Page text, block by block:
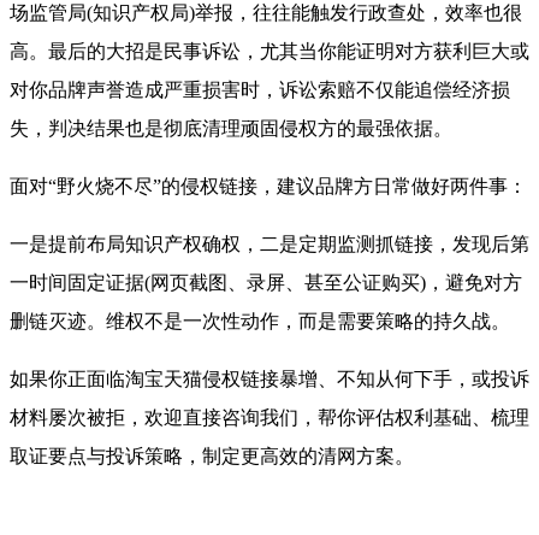
场监管局(知识产权局)举报，往往能触发行政查处，效率也很
高。最后的大招是民事诉讼，尤其当你能证明对方获利巨大或
对你品牌声誉造成严重损害时，诉讼索赔不仅能追偿经济损
失，判决结果也是彻底清理顽固侵权方的最强依据。
面对“野火烧不尽”的侵权链接，建议品牌方日常做好两件事：
一是提前布局知识产权确权，二是定期监测抓链接，发现后第
一时间固定证据(网页截图、录屏、甚至公证购买)，避免对方
删链灭迹。维权不是一次性动作，而是需要策略的持久战。
如果你正面临淘宝天猫侵权链接暴增、不知从何下手，或投诉
材料屡次被拒，欢迎直接咨询我们，帮你评估权利基础、梳理
取证要点与投诉策略，制定更高效的清网方案。